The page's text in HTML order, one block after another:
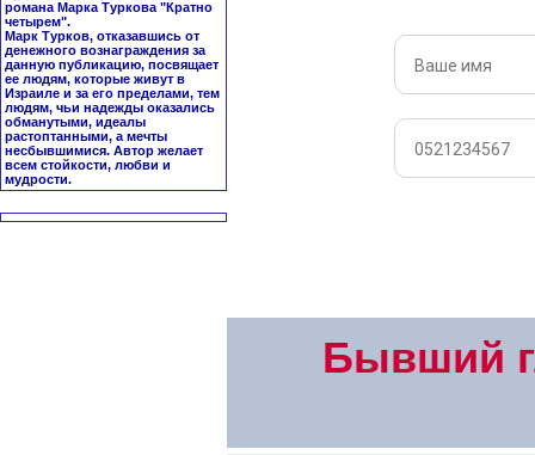
романа Марка Туркова "Кратно
четырем".
Марк Турков, отказавшись от
денежного вознаграждения за
данную публикацию, посвящает
ее людям, которые живут в
Израиле и за его пределами, тем
людям, чьи надежды оказались
обманутыми, идеалы
растоптанными, а мечты
несбывшимися. Автор желает
всем стойкости, любви и
мудрости.
Бывший